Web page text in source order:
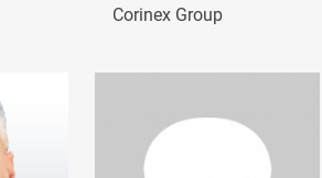
Corinex Group